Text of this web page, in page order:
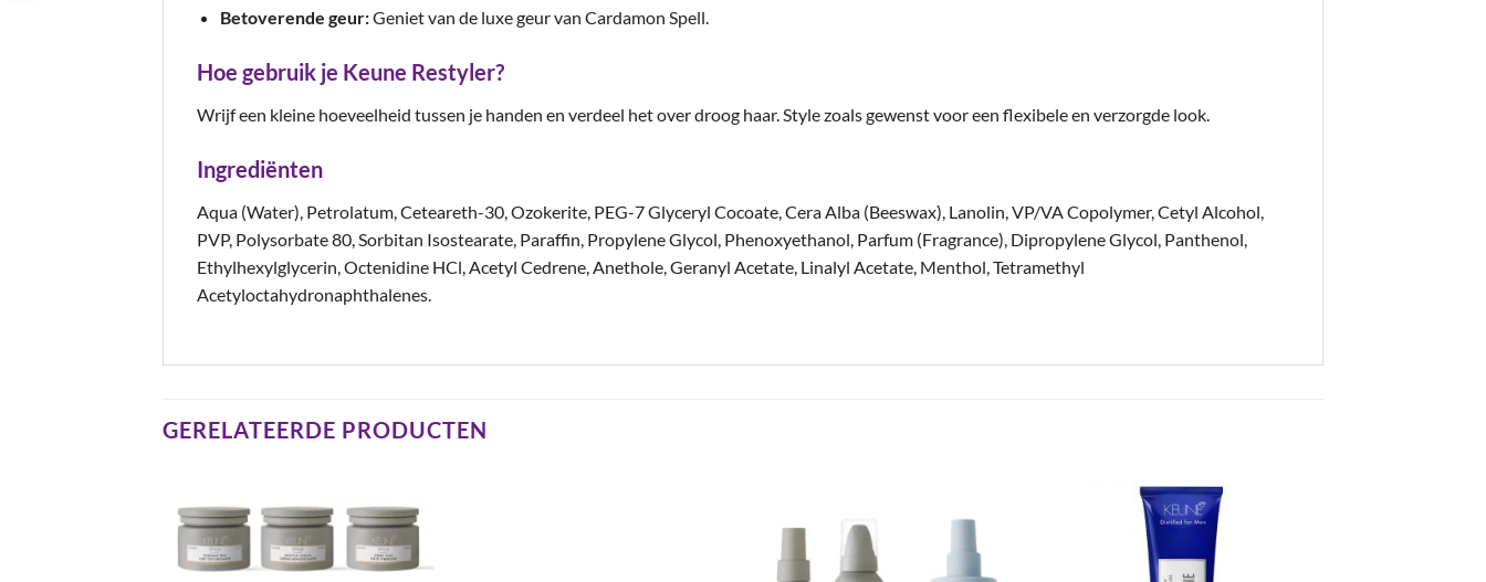
Betoverende geur:Geniet van de luxe geur van Cardamon Spell.
Hoe gebruik je Keune Restyler?
Wrijf een kleine hoeveelheid tussen je handen en verdeel het over droog haar. Style zoals gewenst voor een flexibele en verzorgde look.
Ingrediënten
Aqua (Water), Petrolatum, Ceteareth-30, Ozokerite, PEG-7 Glyceryl Cocoate, Cera Alba (Beeswax), Lanolin, VP/VA Copolymer, Cetyl Alcohol,
PVP, Polysorbate 80, Sorbitan Isostearate, Paraffin, Propylene Glycol, Phenoxyethanol, Parfum (Fragrance), Dipropylene Glycol, Panthenol,
Ethylhexylglycerin, Octenidine HCl, Acetyl Cedrene, Anethole, Geranyl Acetate, Linalyl Acetate, Menthol, Tetramethyl
Acetyloctahydronaphthalenes.
GERELATEERDE PRODUCTEN